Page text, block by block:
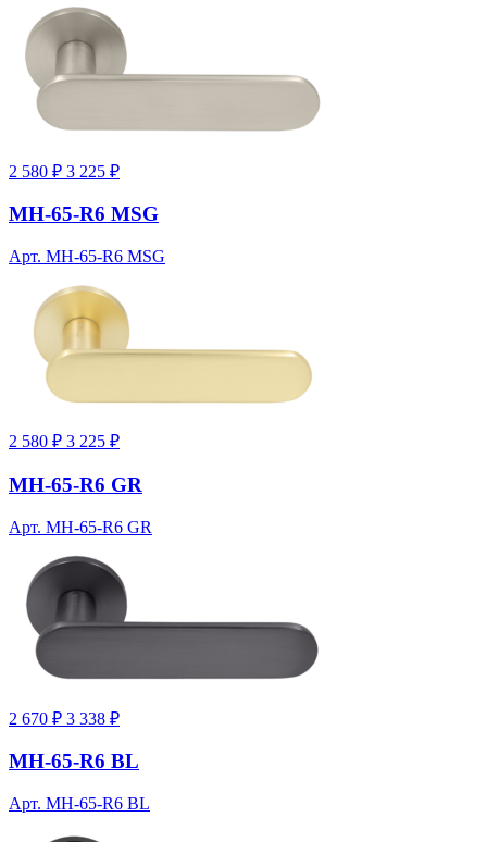
2 580 ₽ 3 225 ₽
MH-65-R6 MSG
Арт. MH-65-R6 MSG
2 580 ₽ 3 225 ₽
MH-65-R6 GR
Арт. MH-65-R6 GR
2 670 ₽ 3 338 ₽
MH-65-R6 BL
Арт. MH-65-R6 BL